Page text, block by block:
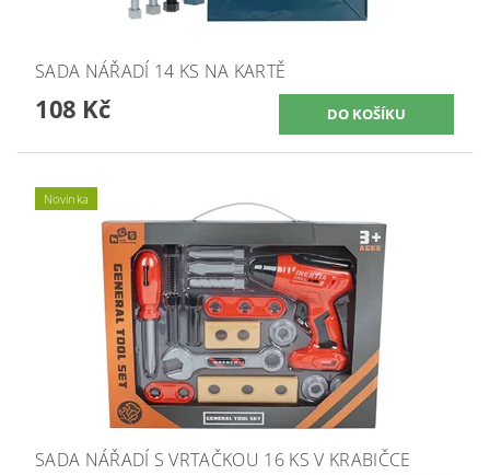
SADA NÁŘADÍ 14 KS NA KARTĚ
108 Kč
Novinka
SADA NÁŘADÍ S VRTAČKOU 16 KS V KRABIČCE